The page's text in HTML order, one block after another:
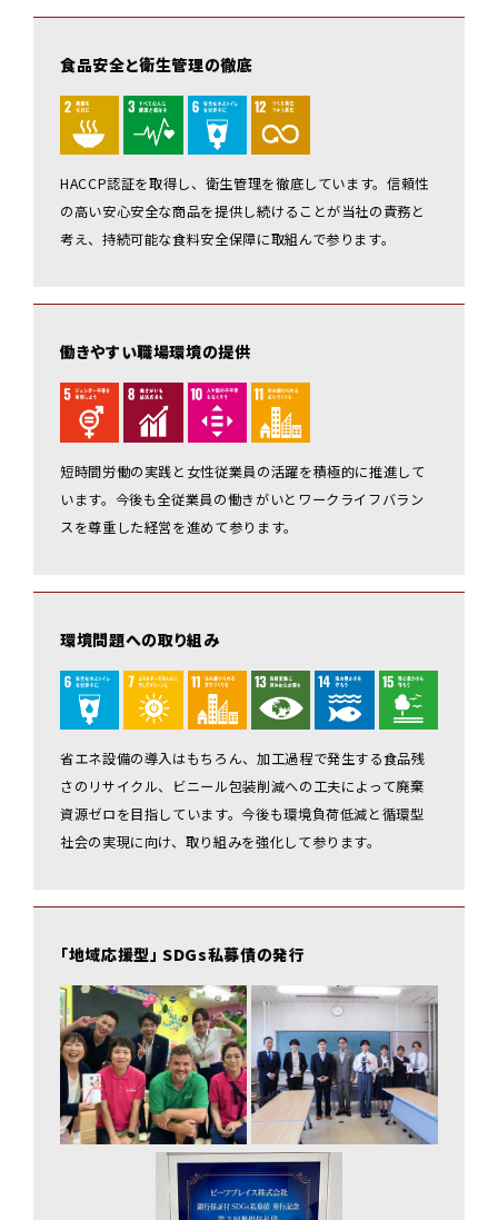
食品安全と衛生管理の徹底
HACCP認証を取得し、衛生管理を徹底しています。信頼性
の高い安心安全な商品を提供し続けることが当社の責務と
考え、持続可能な食料安全保障に取組んで参ります。
働きやすい職場環境の提供
短時間労働の実践と女性従業員の活躍を積極的に推進して
います。今後も全従業員の働きがいとワークライフバラン
スを尊重した経営を進めて参ります。
環境問題への取り組み
省エネ設備の導入はもちろん、加工過程で発生する食品残
さのリサイクル、ビニール包装削減への工夫によって廃棄
資源ゼロを目指しています。今後も環境負荷低減と循環型
社会の実現に向け、取り組みを強化して参ります。
｢地域応援型｣ SDGs私募債の発行